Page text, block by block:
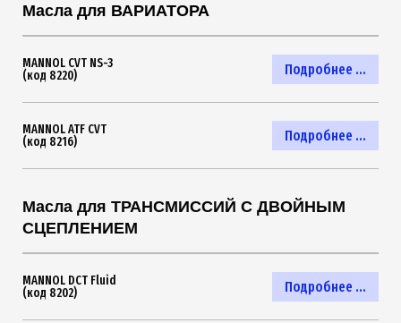
Масла для ВАРИАТОРА
Подробнее ...
MANNOL CVT NS-3
(код 8220)
Подробнее ...
MANNOL ATF CVT
(код 8216)
Масла для ТРАНСМИССИЙ С ДВОЙНЫМ
СЦЕПЛЕНИЕМ
Подробнее ...
MANNOL DCT Fluid
(код 8202)